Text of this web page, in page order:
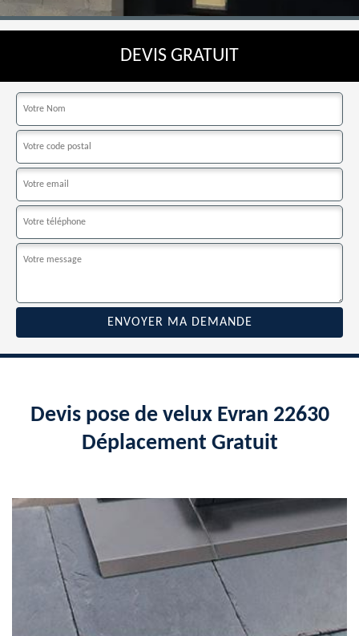
DEVIS GRATUIT
Devis pose de velux Evran 22630
Déplacement Gratuit